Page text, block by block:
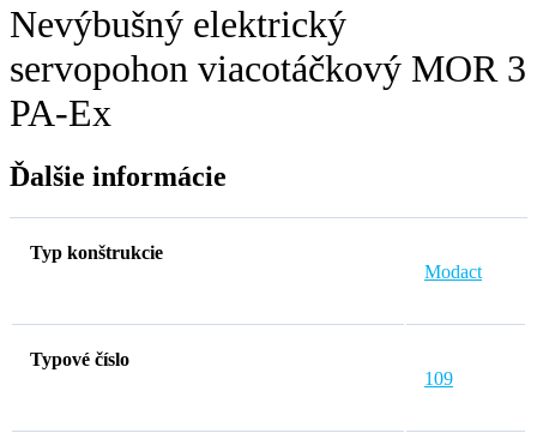
Nevýbušný elektrický
servopohon viacotáčkový MOR 3
PA-Ex
Ďalšie informácie
Typ konštrukcie
Modact
Typové číslo
109